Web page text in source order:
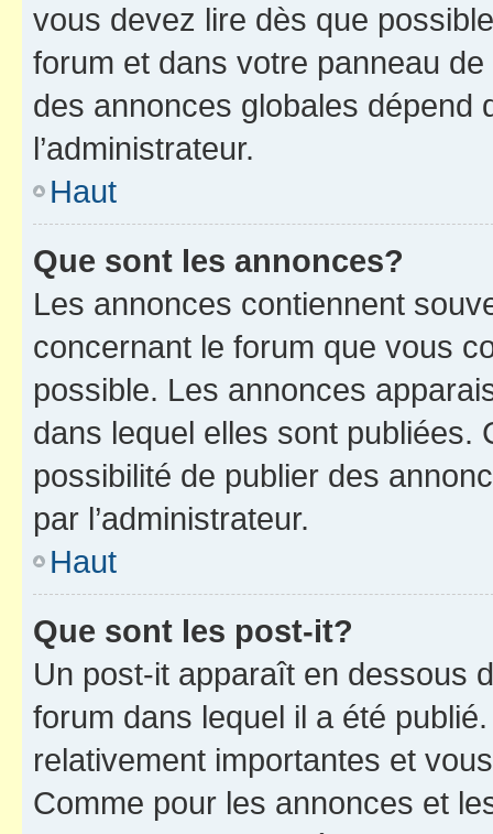
vous devez lire dès que
forum et dans votre panneau
des annonces globales dépend
l’administrateur.
Haut
Que sont les annonces?
Les annonces contiennent
concernant le forum que vous
possible. Les annonces
dans lequel elles sont publiées.
possibilité de publier des
par l’administrateur.
Haut
Que sont les post-it?
Un post-it apparaît en dessous
forum dans lequel il a été
relativement importantes et
Comme pour les annonces et